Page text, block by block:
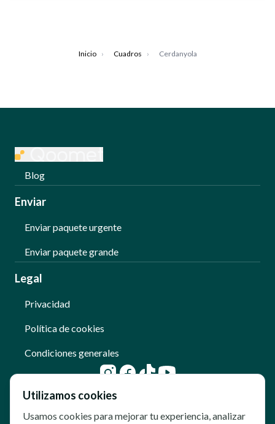
Inicio › Cuadros › Cerdanyola
Blog
Enviar
Enviar paquete urgente
Enviar paquete grande
Legal
Privacidad
Política de cookies
Condiciones generales
Utilizamos cookies
Usamos cookies para mejorar tu experiencia, analizar